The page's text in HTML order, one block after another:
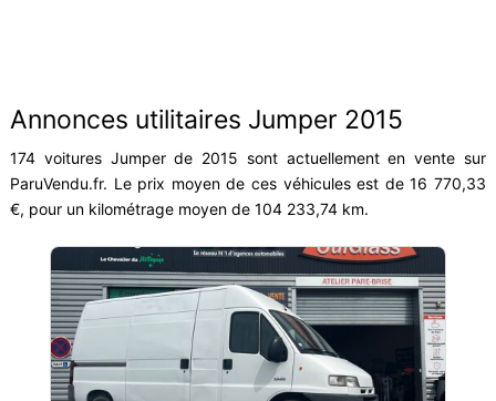
Annonces utilitaires Jumper 2015
174 voitures Jumper de 2015 sont actuellement en vente sur
ParuVendu.fr. Le prix moyen de ces véhicules est de 16 770,33
€, pour un kilométrage moyen de 104 233,74 km.